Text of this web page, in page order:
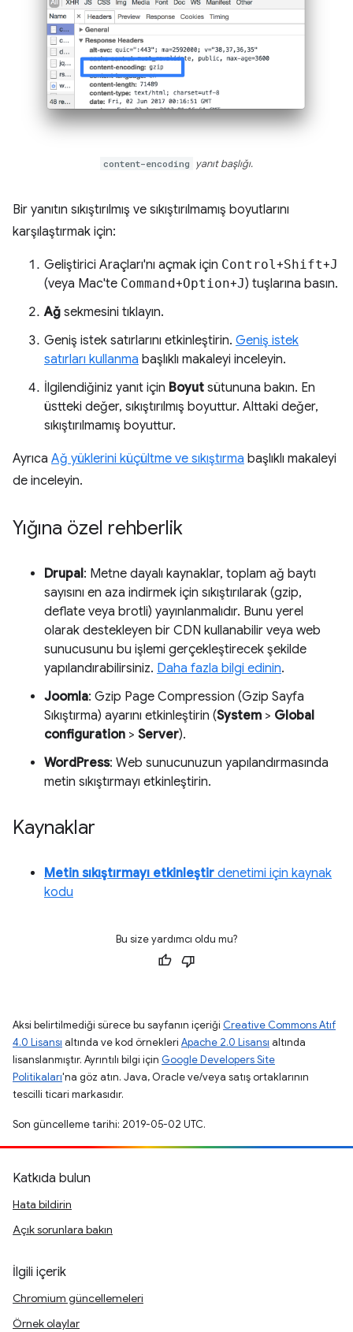
content-encoding yanıt başlığı.
Bir yanıtın sıkıştırılmış ve sıkıştırılmamış boyutlarını
karşılaştırmak için:
Geliştirici Araçları'nı açmak için Control+Shift+J
(veya Mac'te Command+Option+J) tuşlarına basın.
Ağ sekmesini tıklayın.
Geniş istek satırlarını etkinleştirin. Geniş istek
satırları kullanma başlıklı makaleyi inceleyin.
İlgilendiğiniz yanıt için Boyut sütununa bakın. En
üstteki değer, sıkıştırılmış boyuttur. Alttaki değer,
sıkıştırılmamış boyuttur.
Ayrıca Ağ yüklerini küçültme ve sıkıştırma başlıklı makaleyi
de inceleyin.
Yığına özel rehberlik
Drupal: Metne dayalı kaynaklar, toplam ağ baytı
sayısını en aza indirmek için sıkıştırılarak (gzip,
deflate veya brotli) yayınlanmalıdır. Bunu yerel
olarak destekleyen bir CDN kullanabilir veya web
sunucusunu bu işlemi gerçekleştirecek şekilde
yapılandırabilirsiniz. Daha fazla bilgi edinin.
Joomla: Gzip Page Compression (Gzip Sayfa
Sıkıştırma) ayarını etkinleştirin (System > Global
configuration > Server).
WordPress: Web sunucunuzun yapılandırmasında
metin sıkıştırmayı etkinleştirin.
Kaynaklar
Metin sıkıştırmayı etkinleştir denetimi için kaynak
kodu
Bu size yardımcı oldu mu?
Aksi belirtilmediği sürece bu sayfanın içeriği Creative Commons Atıf
4.0 Lisansı altında ve kod örnekleri Apache 2.0 Lisansı altında
lisanslanmıştır. Ayrıntılı bilgi için Google Developers Site
Politikaları'na göz atın. Java, Oracle ve/veya satış ortaklarının
tescilli ticari markasıdır.
Son güncelleme tarihi: 2019-05-02 UTC.
Katkıda bulun
Hata bildirin
Açık sorunlara bakın
İlgili içerik
Chromium güncellemeleri
Örnek olaylar